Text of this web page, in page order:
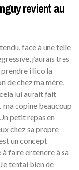
revient au
face à une telle
j’aurais très
prendre illico la
de chez ma mère.
lui aurait fait
copine beaucoup
petit repas en
chez sa propre
un concept
faire entendre à sa
tentai bien de